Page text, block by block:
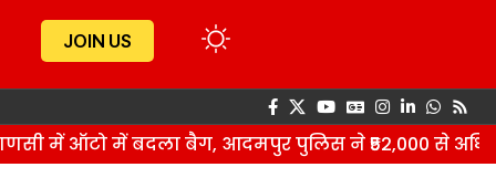
JOIN US
में ऑटो में बदला बैग, आदमपुर पुलिस ने ₹52,000 से अधिक